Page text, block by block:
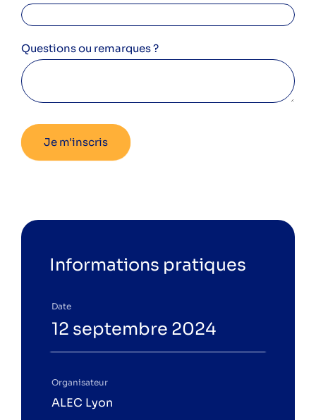
Questions ou remarques ?
Je m'inscris
Informations pratiques
Date
12 septembre 2024
Organisateur
ALEC Lyon